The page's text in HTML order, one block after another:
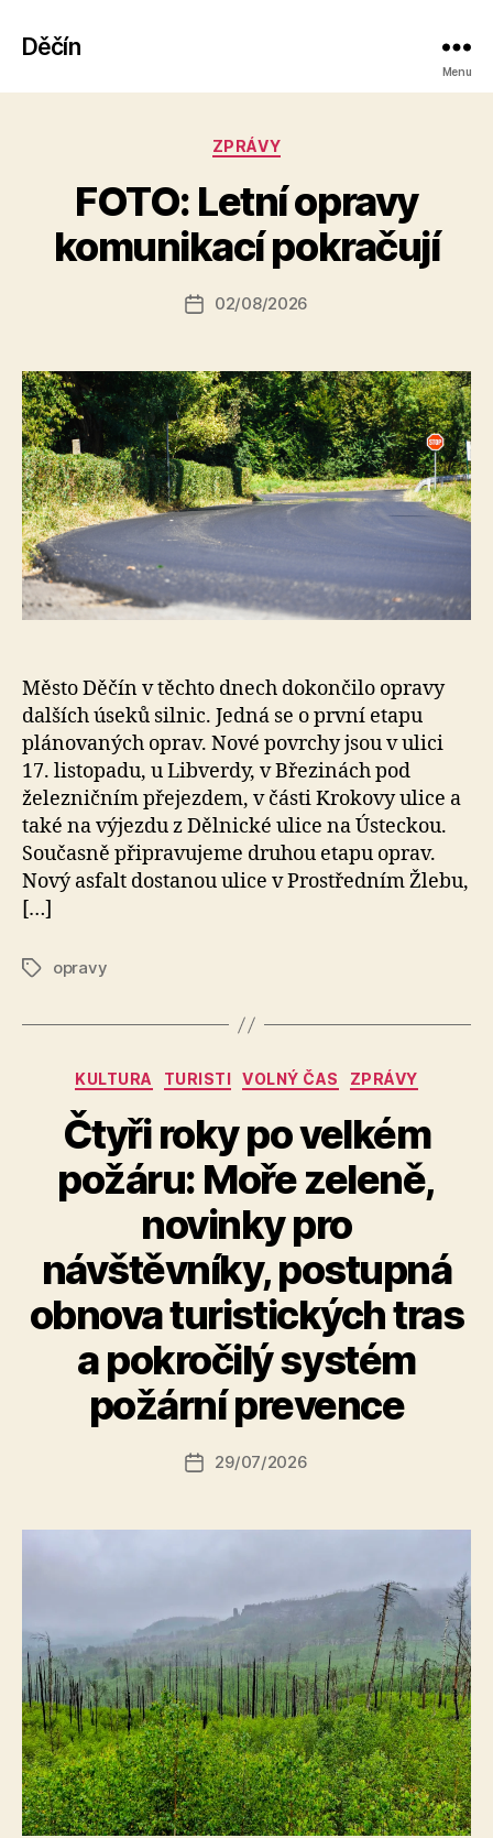
Děčín
Menu
Rubriky
ZPRÁVY
FOTO: Letní opravy
komunikací pokračují
Autor
příspěvku
A
u
o
a
s
o
Datum
02/08/2026
Město Děčín v těchto dnech dokončilo opravy
dalších úseků silnic. Jedná se o první etapu
plánovaných oprav. Nové povrchy jsou v ulici
17. listopadu, u Libverdy, v Březinách pod
železničním přejezdem, v části Krokovy ulice a
také na výjezdu z Dělnické ulice na Ústeckou.
Současně připravujeme druhou etapu oprav.
Nový asfalt dostanou ulice v Prostředním Žlebu,
[…]
Štítkyopravy
Rubriky
KULTURA TURISTI VOLNÝ ČAS ZPRÁVY
Čtyři roky po velkém
požáru: Moře zeleně,
novinky pro
návštěvníky, postupná
obnova turistických tras
a pokročilý systém
požární prevence
Autor
u
o
a
s
Datum
29/07/2026